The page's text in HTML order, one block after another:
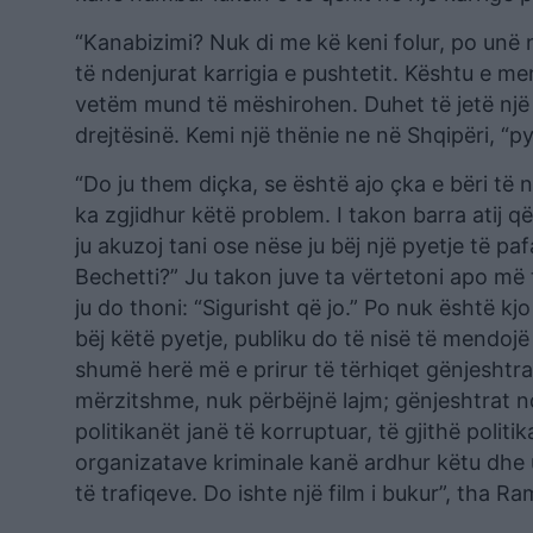
“Kanabizimi? Nuk di me kë keni folur, po
të ndenjurat karrigia e pushtetit. Kështu e
vetëm mund të mëshirohen. Duhet të jetë
drejtësinë. Kemi një thënie ne në Shqipëri,
“Do ju them diçka, se është ajo çka e bëri
ka zgjidhur këtë problem. I takon barra atij
ju akuzoj tani ose nëse ju bëj një pyetje të
Bechetti?” Ju takon juve ta vërtetoni apo
ju do thoni: “Sigurisht që jo.” Po nuk është
bëj këtë pyetje, publiku do të nisë të
shumë herë më e prirur të tërhiqet
mërzitshme, nuk përbëjnë lajm; gënjeshtrat
politikanët janë të korruptuar, të gjithë
organizatave kriminale kanë ardhur këtu
të trafiqeve. Do ishte një film i bukur”, tha